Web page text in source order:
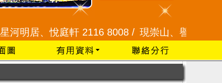
、悅庭軒 2116 8008 /現崇山、譽港灣 2345